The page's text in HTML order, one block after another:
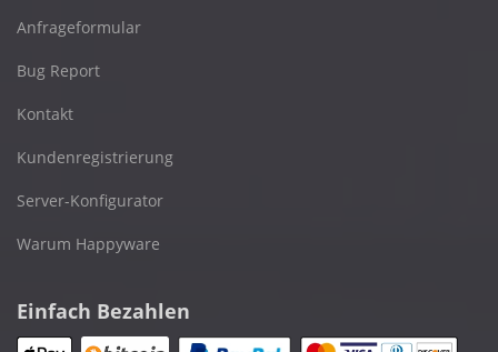
Anfrageformular
Bug Report
Kontakt
Kundenregistrierung
Server-Konfigurator
Warum Happyware
Einfach Bezahlen